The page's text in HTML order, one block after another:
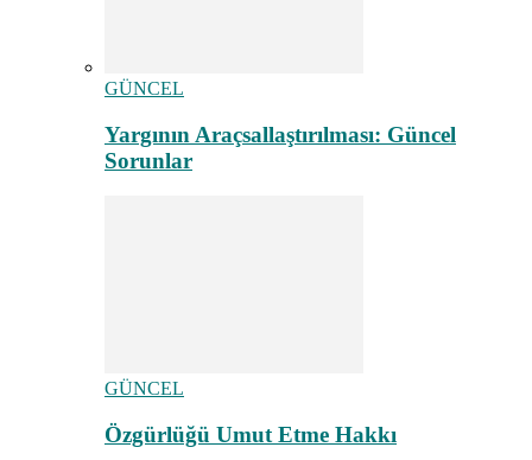
GÜNCEL
Yargının Araçsallaştırılması: Güncel
Sorunlar
GÜNCEL
Özgürlüğü Umut Etme Hakkı